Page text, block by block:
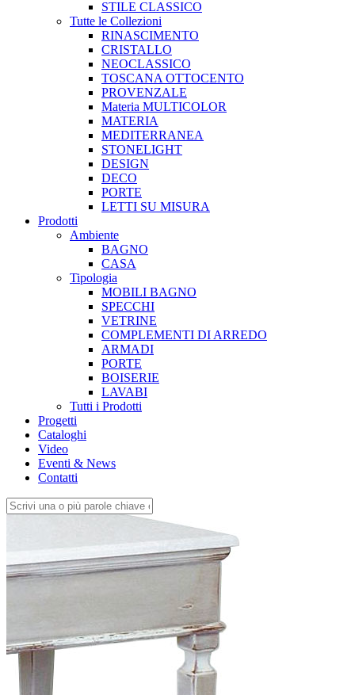
STILE CLASSICO
Tutte le Collezioni
RINASCIMENTO
CRISTALLO
NEOCLASSICO
TOSCANA OTTOCENTO
PROVENZALE
Materia MULTICOLOR
MATERIA
MEDITERRANEA
STONELIGHT
DESIGN
DECO
PORTE
LETTI SU MISURA
Prodotti
Ambiente
BAGNO
CASA
Tipologia
MOBILI BAGNO
SPECCHI
VETRINE
COMPLEMENTI DI ARREDO
ARMADI
PORTE
BOISERIE
LAVABI
Tutti i Prodotti
Progetti
Cataloghi
Video
Eventi & News
Contatti